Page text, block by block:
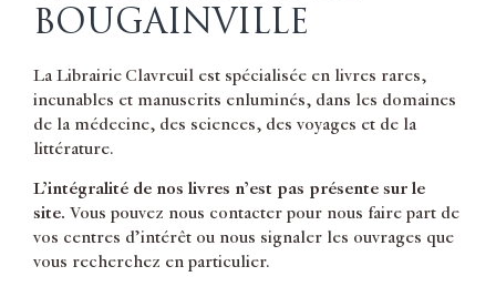
BOUGAINVILLE
La Librairie Clavreuil est spécialisée en livres rares,
incunables et manuscrits enluminés, dans les domaines
de la médecine, des sciences, des voyages et de la
littérature.
L’intégralité de nos livres n’est pas présente sur le
site. Vous pouvez nous contacter pour nous faire part de
vos centres d’intérêt ou nous signaler les ouvrages que
vous recherchez en particulier.